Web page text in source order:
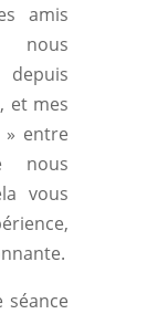
amis
nous
et mes
entre
nous
vous
séance